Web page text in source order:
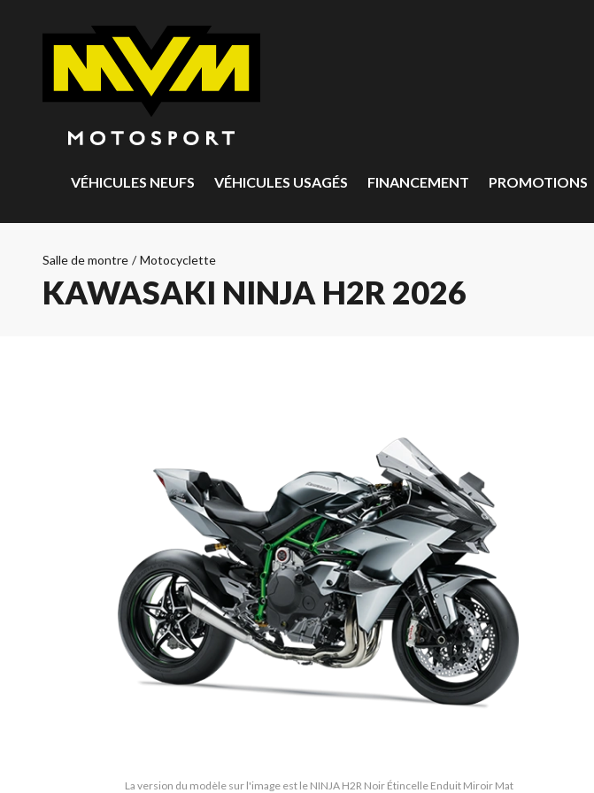
VÉHICULES NEUFS VÉHICULES USAGÉS FINANCEMENT PROMOTIONS
Salle de montre / Motocyclette
KAWASAKI NINJA H2R 2026
La version du modèle sur l'image est le NINJA H2R Noir Étincelle Enduit Miroir Mat